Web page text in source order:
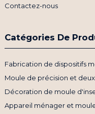
Contactez-nous
Catégories De
Fabrication de dispositifs
Moule de précision et
Décoration de moule
Appareil ménager et